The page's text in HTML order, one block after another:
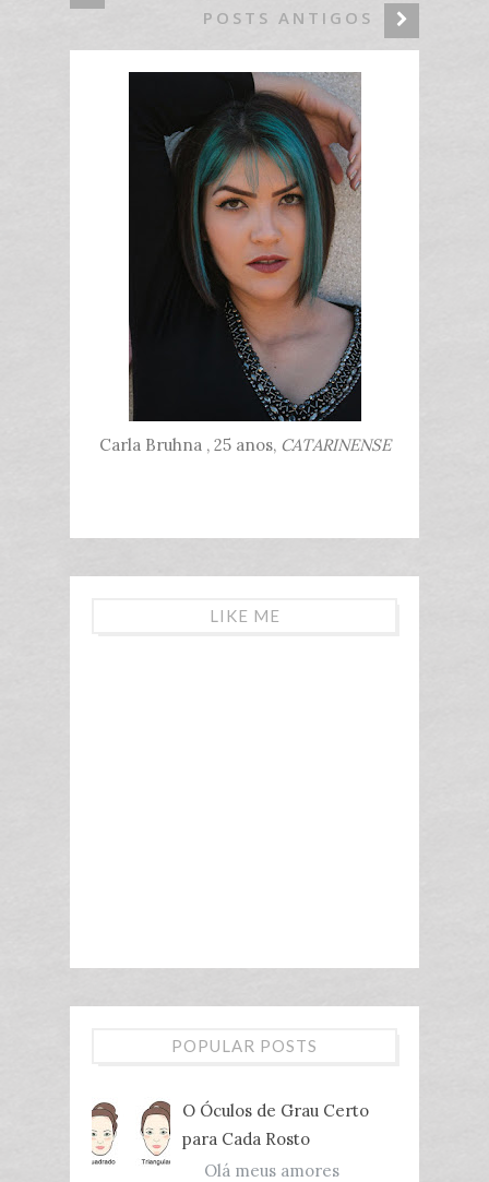
POSTS ANTIGOS
Carla Bruhna , 25 anos, CATARINENSE
LIKE ME
POPULAR POSTS
O Óculos de Grau Certo
para Cada Rosto
Olá meus amores